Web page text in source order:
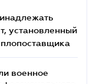
установленный
военное